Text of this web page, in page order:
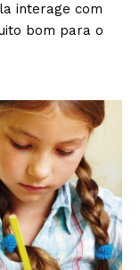
interage com
bom para o